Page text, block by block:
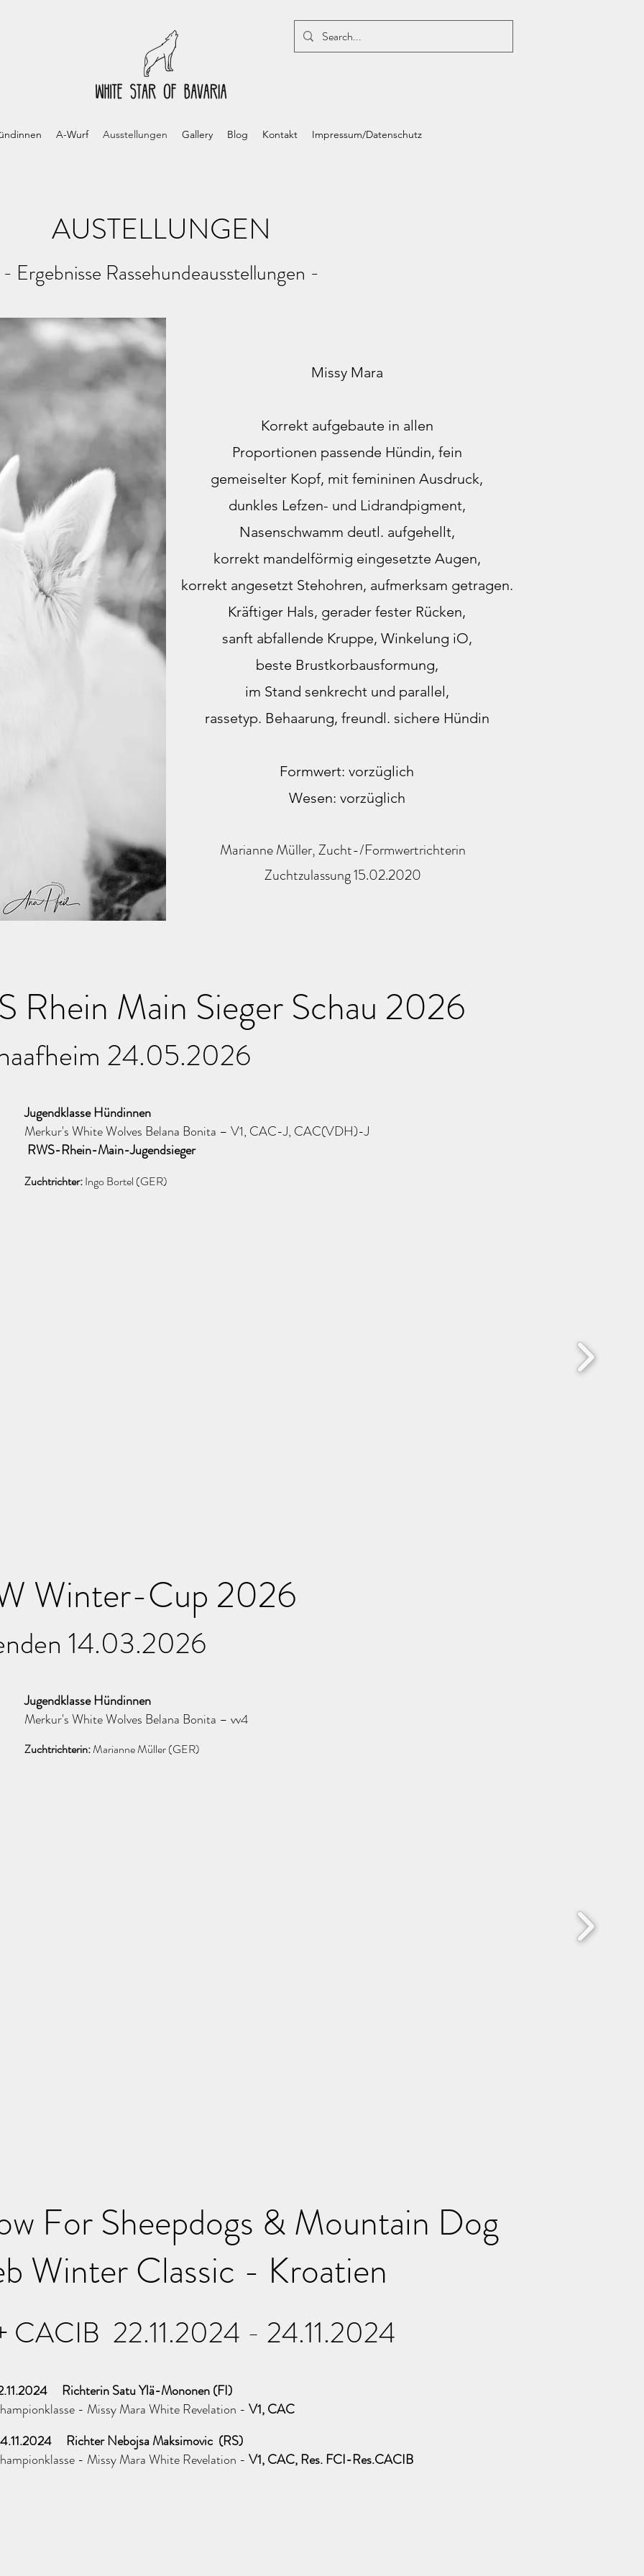
A-Wurf Ausstellungen Gallery Blog Kontakt Impressum/Datenschutz
AUSTELLUNGEN
- Ergebnisse Rassehundeausstellungen -
Missy Mara
Korrekt aufgebaute in allen
Proportionen passende Hündin, fein
gemeiselter Kopf, mit femininen Ausdruck,
dunkles Lefzen- und Lidrandpigment,
Nasenschwamm deutl. aufgehellt,
korrekt mandelförmig eingesetzte Augen,
korrekt angesetzt Stehohren, aufmerksam getragen.
Kräftiger Hals, gerader fester Rücken,
sanft abfallende Kruppe, Winkelung iO,
beste Brustkorbausformung,
im Stand senkrecht und parallel,
rassetyp. Behaarung, freundl. sichere Hündin
Formwert: vorzüglich
Wesen: vorzüglich
Marianne Müller, Zucht-/Formwertrichterin
Zuchtzulassung 15.02.2020
Rhein Main Sieger Schau 2026
24.05.2026
Jugendklasse Hündinnen
Merkur's White Wolves Belana Bonita – V1, CAC-J, CAC(VDH)-J
RWS-Rhein-Main-Jugendsieger
Zuchtrichter:Ingo Bortel (GER)
Winter-Cup 2026
14.03.2026
Jugendklasse Hündinnen
Merkur's White Wolves Belana Bonita – vv4
Zuchtrichterin:Marianne Müller (GER)
For Sheepdogs & Mountain Dog
Winter Classic - Kroatien
CACIB 22.11.2024 - 24.11.2024
Richterin Satu Ylä-Mononen (FI)
- Missy Mara White Revelation - V1, CAC
Richter Nebojsa Maksimovic (RS)
- Missy Mara White Revelation - V1, CAC, Res. FCI-Res.CACIB